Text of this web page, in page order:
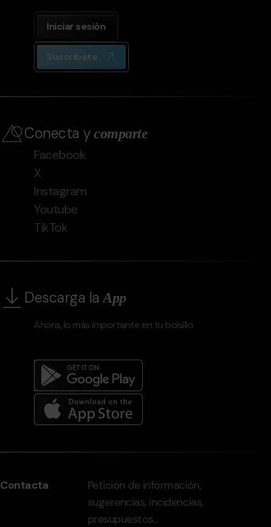
Iniciar sesión
Suscríbete
Conecta ycomparte
Facebook
X
Instagram
Youtube
TikTok
Descarga laApp
Ahora, lo más importante en tu bolsillo
del
-
Contacta
Petición de información,
sugerencias, incidencias,
presupuestos...